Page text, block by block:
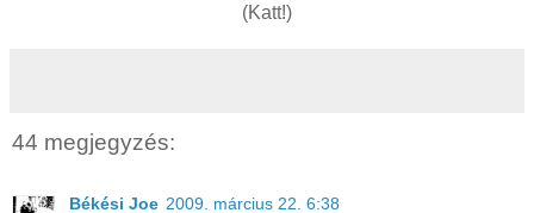
(Katt!)
44 megjegyzés:
Békési Joe 2009. március 22. 6:38